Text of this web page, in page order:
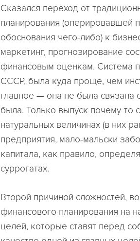
Сказался переход от
планирования (оперировавшей
обоснования чего-либо) к
маркетинг, прогнозирование
финансовым оценкам. Система
СССР, была куда проще, чем
главное — она не была
была. Только выпуск почему-то
натуральных величинах (в них
предприятия, мало-мальски
капитала, как правило,
суррогатах.
Второй причиной сложностей,
финансового планирования на
целей, которые ставят перед